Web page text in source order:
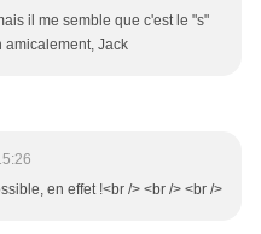
il me semble que c'est le "s"
amicalement, Jack
en effet !<br /> <br /> <br />